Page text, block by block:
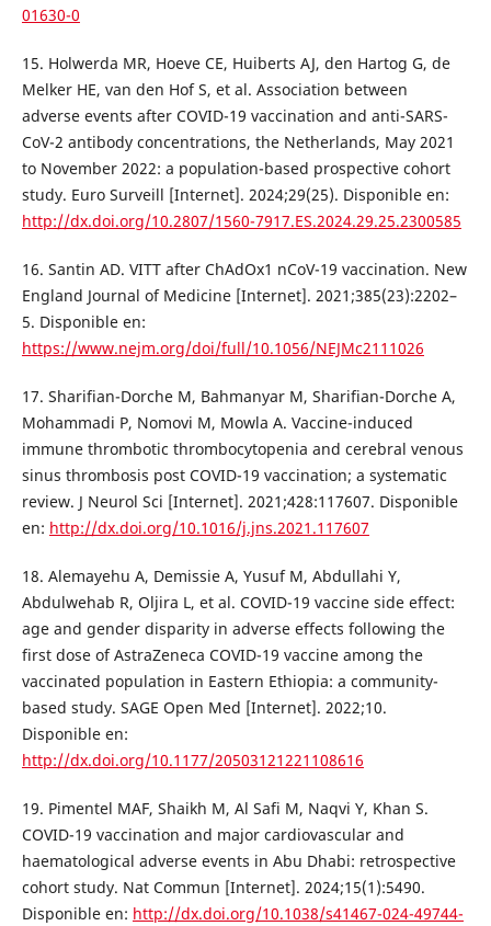
01630-0
15. Holwerda MR, Hoeve CE, Huiberts AJ, den Hartog G, de
Melker HE, van den Hof S, et al. Association between
adverse events after COVID-19 vaccination and anti-SARS-
CoV-2 antibody concentrations, the Netherlands, May 2021
to November 2022: a population-based prospective cohort
study. Euro Surveill [Internet]. 2024;29(25). Disponible en:
http://dx.doi.org/10.2807/1560-7917.ES.2024.29.25.2300585
16. Santin AD. VITT after ChAdOx1 nCoV-19 vaccination. New
England Journal of Medicine [Internet]. 2021;385(23):2202–
5. Disponible en:
https://www.nejm.org/doi/full/10.1056/NEJMc2111026
17. Sharifian-Dorche M, Bahmanyar M, Sharifian-Dorche A,
Mohammadi P, Nomovi M, Mowla A. Vaccine-induced
immune thrombotic thrombocytopenia and cerebral venous
sinus thrombosis post COVID-19 vaccination; a systematic
review. J Neurol Sci [Internet]. 2021;428:117607. Disponible
en: http://dx.doi.org/10.1016/j.jns.2021.117607
18. Alemayehu A, Demissie A, Yusuf M, Abdullahi Y,
Abdulwehab R, Oljira L, et al. COVID-19 vaccine side effect:
age and gender disparity in adverse effects following the
first dose of AstraZeneca COVID-19 vaccine among the
vaccinated population in Eastern Ethiopia: a community-
based study. SAGE Open Med [Internet]. 2022;10.
Disponible en:
http://dx.doi.org/10.1177/20503121221108616
19. Pimentel MAF, Shaikh M, Al Safi M, Naqvi Y, Khan S.
COVID-19 vaccination and major cardiovascular and
haematological adverse events in Abu Dhabi: retrospective
cohort study. Nat Commun [Internet]. 2024;15(1):5490.
Disponible en: http://dx.doi.org/10.1038/s41467-024-49744-